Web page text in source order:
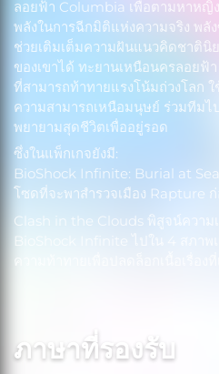
ลอยฟ้า Columbia เพื่อตามหาหญิ
พลังในการฉีกมิติแห่งความจริง พลั
ช่วยเติมเต็มความฝันแนวคิดชาตินิ
ของเขาได้ ทะยานเหนือนครลอยฟ้
ที่สามารถท้าทายแรงโน้มถ่วงโลก
ความสามารถเหนือมนุษย์ ร่วมทีมไ
พยายามสุดชีวิตเพื่ออยู่รอด
ซึ่งในแพ็กเกจยังมี:
BioShock Infinite: Burial at Sea
โซดที่จะพาสำรวจเมือง Rapture
Clash in the Clouds พิสูจน์ความ
BioShock Infinite ไปใน 4 สภา
ภาษาที่รองรับ